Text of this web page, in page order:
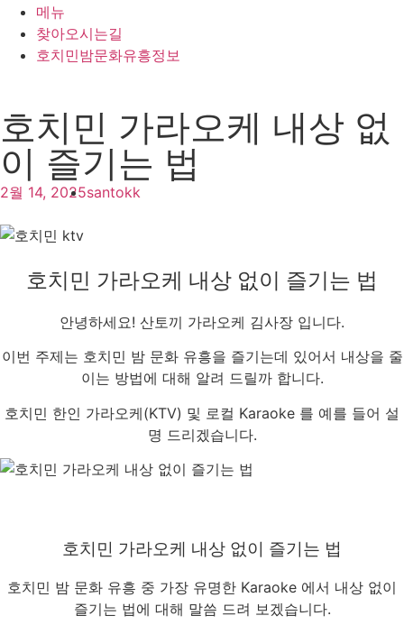
메뉴
찾아오시는길
호치민밤문화유흥정보
호치민 가라오케 내상 없
이 즐기는 법
2월 14, 2025santokk
호치민 가라오케 내상 없이 즐기는 법
안녕하세요! 산토끼 가라오케 김사장 입니다.
이번 주제는 호치민 밤 문화 유흥을 즐기는데 있어서 내상을 줄
이는 방법에 대해 알려 드릴까 합니다.
호치민 한인 가라오케(KTV) 및 로컬 Karaoke 를 예를 들어 설
명 드리겠습니다.
호치민 가라오케 내상 없이 즐기는 법
호치민 밤 문화 유흥 중 가장 유명한 Karaoke 에서 내상 없이
즐기는 법에 대해 말씀 드려 보겠습니다.